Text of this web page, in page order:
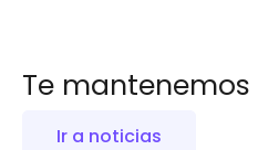
Te mantenemos
Ir a noticias